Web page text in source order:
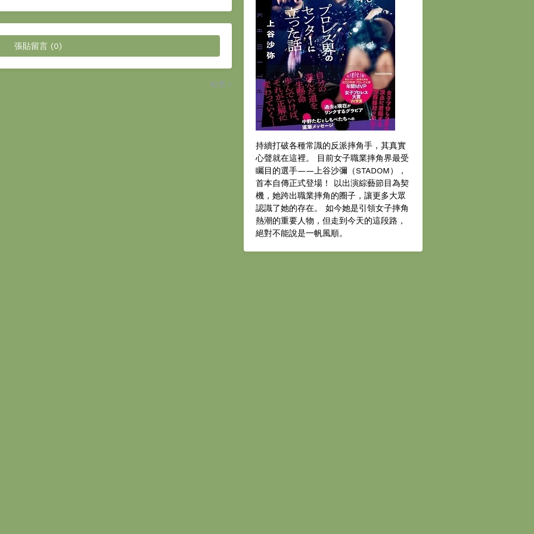
張貼留言 (0)
較舊
持續打破各種常識的反派摔角手，其真實
心聲就在這裡。 目前女子職業摔角界最受
矚目的選手——上谷沙彌（STADOM），
首本自傳正式登場！ 以出演綜藝節目為契
機，她跨出職業摔角的圈子，讓更多大眾
認識了她的存在。 如今她是引領女子摔角
熱潮的重要人物，但走到今天的這段路，
絕對不能說是一帆風順。